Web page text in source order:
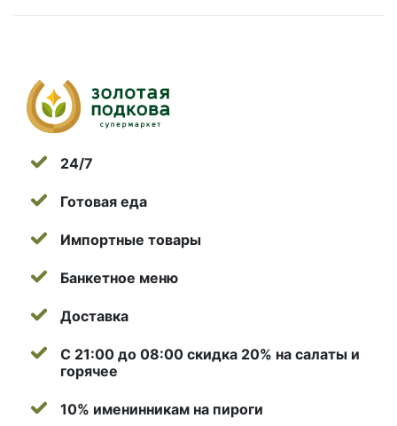
24/7
Готовая еда
Импортные товары
Банкетное меню
Доставка
С 21:00 до 08:00 скидка 20% на салаты и
горячее
10% именинникам на пироги